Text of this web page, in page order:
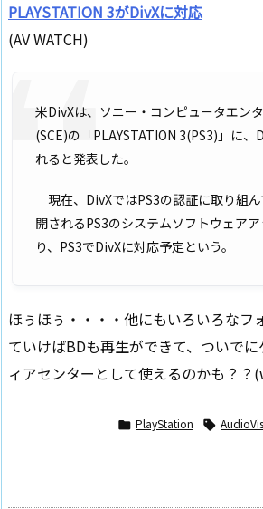
PLAYSTATION 3がDivXに対応
(AV WATCH)
米DivXは、ソニー・コンピュータエン
(SCE)の「PLAYSTATION 3(PS3)」に、
れると発表した。
現在、DivXではPS3の認証に取り組
開されるPS3のシステムソフトウェア
り、PS3でDivXに対応予定という。
ほぅほぅ・・・・他にもいろいろなフ
ていけばBDも再生ができて、ついで
ィアセンターとして使えるのかも？？
 PlayStation 